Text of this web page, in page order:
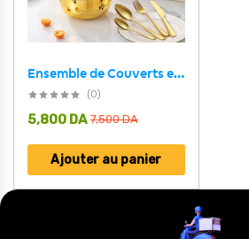
Ensemble de Couverts en Acier Inoxydable Doré 24 Pièces – طقم أدوات مائدة من الفولاذ المقاوم للصدأ
(0)
7,500DA
5,800 DA
Ajouter au panier